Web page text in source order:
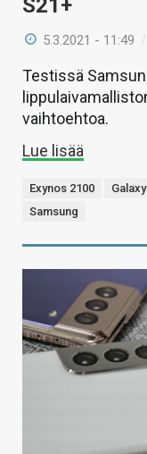
5.3.2021 - 11:49
Testissä
vaihtoehtoa.
Lue lisää
Exynos 2100
Samsung